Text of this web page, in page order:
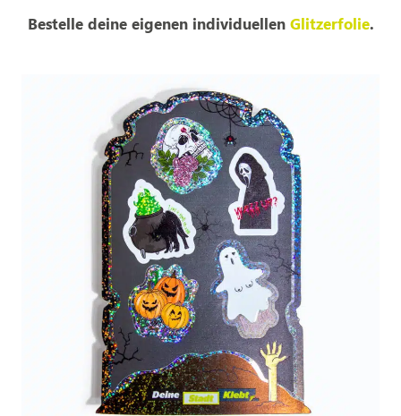
Bestelle deine eigenen individuellen Glitzerfolie.